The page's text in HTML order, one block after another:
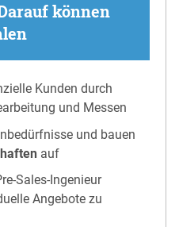
können
Kunden durch
und Messen
und bauen
auf
Sales-Ingenieur
Angebote zu